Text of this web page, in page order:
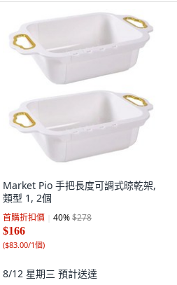
Market Pio 手把長度可調式晾乾架,
類型 1, 2個
首購折扣價 40%$278
$166
($83.00/1個)
8/12 星期三 預計送達